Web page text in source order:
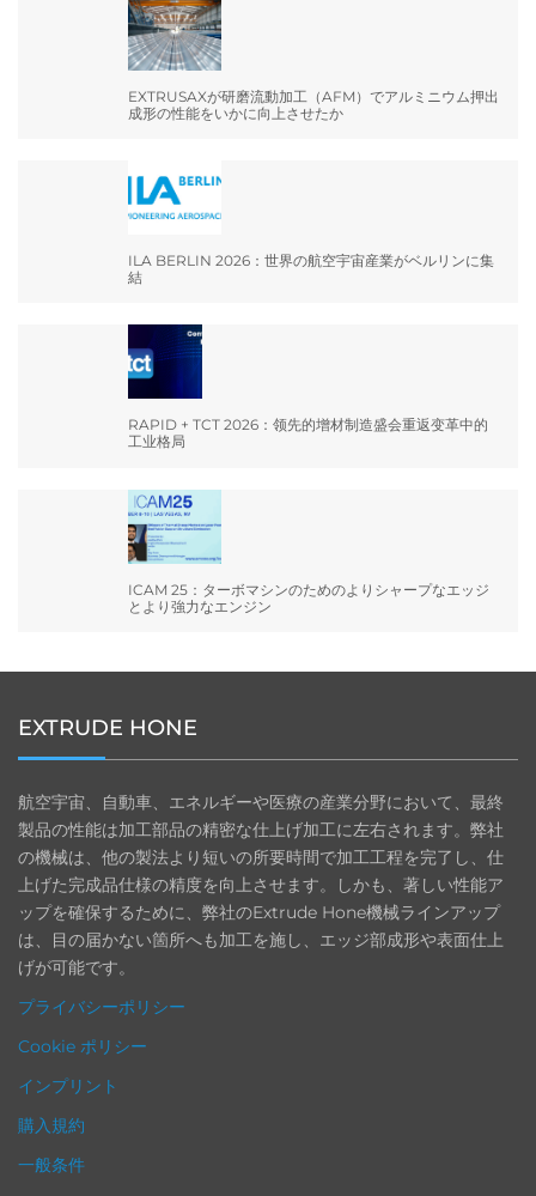
EXTRUSAXが研磨流動加工（AFM）でアルミニウム押出
成形の性能をいかに向上させたか
ILA BERLIN 2026：世界の航空宇宙産業がベルリンに集
結
RAPID + TCT 2026：领先的增材制造盛会重返变革中的
工业格局
ICAM 25：ターボマシンのためのよりシャープなエッジ
とより強力なエンジン
EXTRUDE HONE
航空宇宙、自動車、エネルギーや医療の産業分野において、最終
製品の性能は加工部品の精密な仕上げ加工に左右されます。弊社
の機械は、他の製法より短いの所要時間で加工工程を完了し、仕
上げた完成品仕様の精度を向上させます。しかも、著しい性能ア
ップを確保するために、弊社のExtrude Hone機械ラインアップ
は、目の届かない箇所へも加工を施し、エッジ部成形や表面仕上
げが可能です。
プライバシーポリシー
Cookie ポリシー
インプリント
購入規約
一般条件